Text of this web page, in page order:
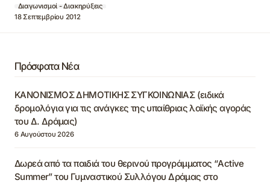
Διαγωνισμοί - Διακηρύξεις
18 Σεπτεμβρίου 2012
Πρόσφατα Νέα
ΚΑΝΟΝΙΣΜΟΣ ΔΗΜΟΤΙΚΗΣ ΣΥΓΚΟΙΝΩΝΙΑΣ (ειδικά
δρομολόγια για τις ανάγκες της υπαίθριας λαϊκής αγοράς
του Δ. Δράμας)
6 Αυγούστου 2026
Δωρεά από τα παιδιά του θερινού προγράμματος “Active
Summer” του Γυμναστικού Συλλόγου Δράμας στο